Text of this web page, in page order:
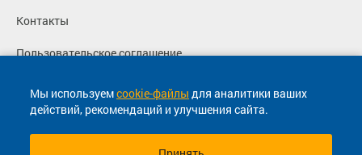
Мы используемcookie-файлы для аналитики ваших
действий, рекомендаций и улучшения сайта.
Контакты
Пользовательское соглашение
Политика конфиденциальности
Согласие на маркетинговые сообщения